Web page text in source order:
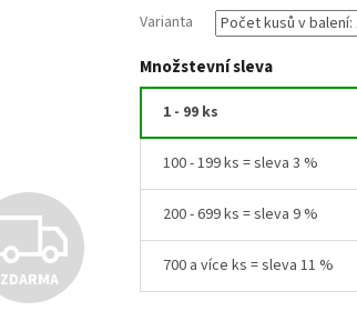
Z
ZDARMA
Varianta
Množstevní sleva
1 - 99 ks
100 - 199 ks = sleva 3 %
200 - 699 ks = sleva 9 %
700 a více ks = sleva 11 %